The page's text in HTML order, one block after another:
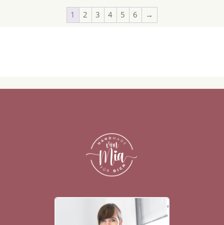
1 2 3 4 5 6 →